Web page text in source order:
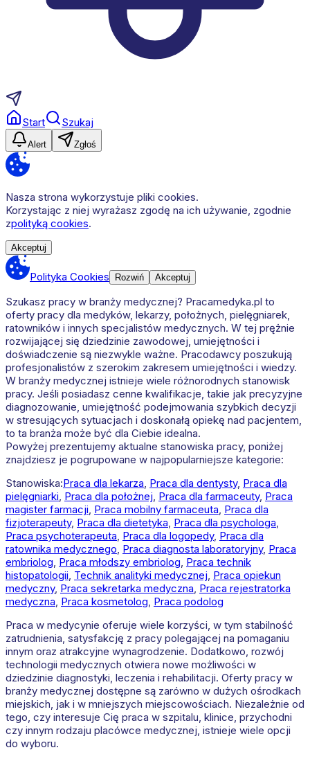
Start Szukaj
Alert Zgłoś
Nasza strona wykorzystuje pliki cookies.
Korzystając z niej wyrażasz zgodę na ich używanie, zgodnie
zpolityką cookies.
Akceptuj
Polityka Cookies Rozwiń Akceptuj
Szukasz pracy w branży medycznej? Pracamedyka.pl to
oferty pracy dla medyków, lekarzy, położnych, pielęgniarek,
ratowników i innych specjalistów medycznych. W tej prężnie
rozwijającej się dziedzinie zawodowej, umiejętności i
doświadczenie są niezwykle ważne. Pracodawcy poszukują
profesjonalistów z szerokim zakresem umiejętności i wiedzy.
W branży medycznej istnieje wiele różnorodnych stanowisk
pracy. Jeśli posiadasz cenne kwalifikacje, takie jak precyzyjne
diagnozowanie, umiejętność podejmowania szybkich decyzji
w stresujących sytuacjach i doskonałą opiekę nad pacjentem,
to ta branża może być dla Ciebie idealna.
Powyżej prezentujemy aktualne stanowiska pracy, poniżej
znajdziesz je pogrupowane w najpopularniejsze kategorie:
Stanowiska:Praca dla lekarza Praca dla dentysty, Praca dla
pielęgniarki Praca dla położnej Praca dla farmaceuty, Praca
magister farmacji Praca mobilny farmaceuta Praca dla
fizjoterapeuty, Praca dla dietetyka Praca dla psychologa
Praca psychoterapeuta Praca dla logopedy, Praca dla
ratownika medycznego Praca diagnosta laboratoryjny, Praca
embriolog Praca młodszy embriolog Praca technik
histopatologii Technik analityki medycznej Praca opiekun
medyczny, Praca sekretarka medyczna Praca rejestratorka
medyczna Praca kosmetolog Praca podolog
Praca w medycynie oferuje wiele korzyści, w tym stabilność
zatrudnienia, satysfakcję z pracy polegającej na pomaganiu
innym oraz atrakcyjne wynagrodzenie. Dodatkowo, rozwój
technologii medycznych otwiera nowe możliwości w
dziedzinie diagnostyki, leczenia i rehabilitacji. Oferty pracy w
branży medycznej dostępne są zarówno w dużych ośrodkach
miejskich, jak i w mniejszych miejscowościach. Niezależnie od
tego, czy interesuje Cię praca w szpitalu, klinice, przychodni
czy innym rodzaju placówce medycznej, istnieje wiele opcji
do wyboru.